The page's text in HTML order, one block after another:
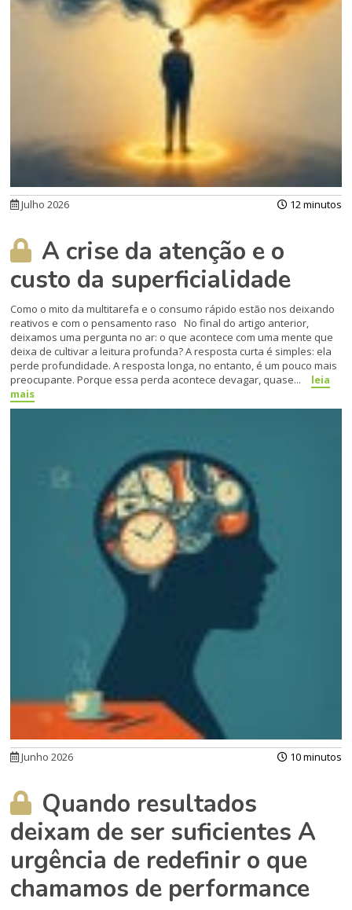
Julho 2026 12 minutos
A crise da atenção e o
custo da superficialidade
Como o mito da multitarefa e o consumo rápido estão nos deixando
reativos e com o pensamento raso No final do artigo anterior,
deixamos uma pergunta no ar: o que acontece com uma mente que
deixa de cultivar a leitura profunda? A resposta curta é simples: ela
perde profundidade. A resposta longa, no entanto, é um pouco mais
preocupante. Porque essa perda acontece devagar, quase...
leia
mais
Junho 2026 10 minutos
Quando resultados
deixam de ser suficientes A
urgência de redefinir o que
chamamos de performance